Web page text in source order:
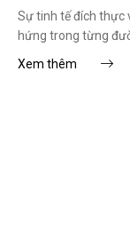
Sự tinh tế đích thực
hứng trong từng
Xem thêm